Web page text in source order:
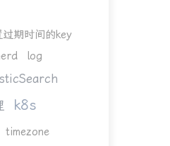
期时间的key
log
k8s
timezone